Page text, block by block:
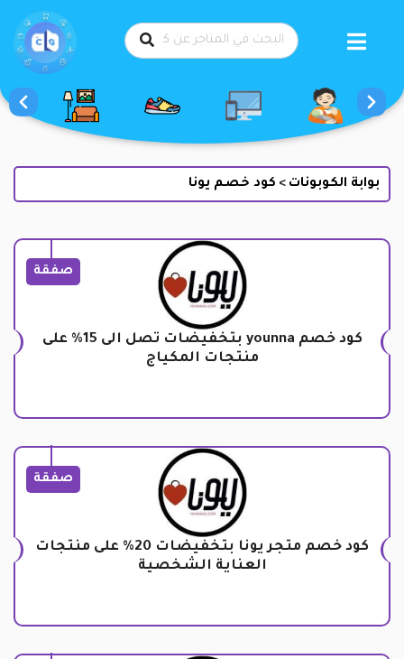
بوابة الكوبونات > كود خصم يونا
صفقة
كود خصم younna بتخفيضات تصل الى 15% على
منتجات المكياج
صفقة
كود خصم متجر يونا بتخفيضات 20% على منتجات
العناية الشخصية